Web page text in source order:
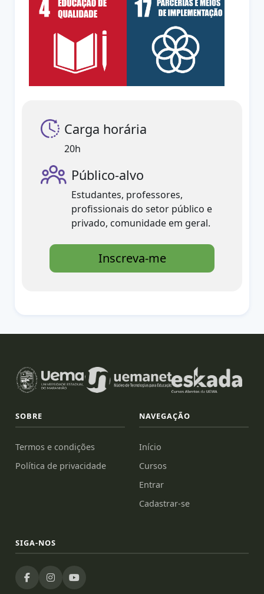
Carga horária
20h
Público-alvo
Estudantes, professores,
profissionais do setor público e
privado, comunidade em geral.
Inscreva-me
SOBRE
Termos e condições
Política de privacidade
NAVEGAÇÃO
Início
Cursos
Entrar
Cadastrar-se
SIGA-NOS